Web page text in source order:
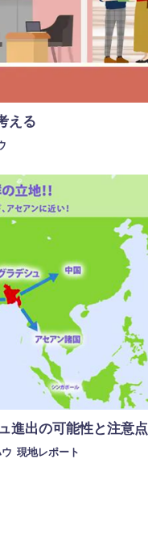
える
進出の可能性と注意点
現地レポート